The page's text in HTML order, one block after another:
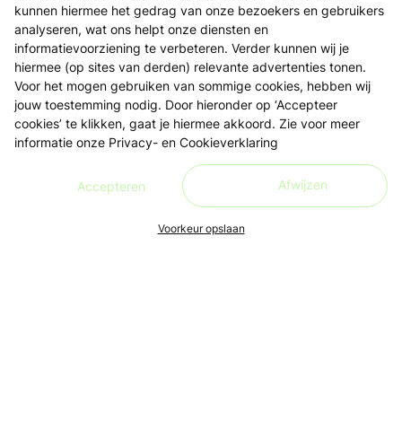
kunnen hiermee het gedrag van onze bezoekers en gebruikers
analyseren, wat ons helpt onze diensten en
informatievoorziening te verbeteren. Verder kunnen wij je
hiermee (op sites van derden) relevante advertenties tonen.
Voor het mogen gebruiken van sommige cookies, hebben wij
jouw toestemming nodig. Door hieronder op ‘Accepteer
cookies’ te klikken, gaat je hiermee akkoord. Zie voor meer
informatie onze Privacy- en Cookieverklaring
Accepteren Afwijzen
Voorkeur opslaan